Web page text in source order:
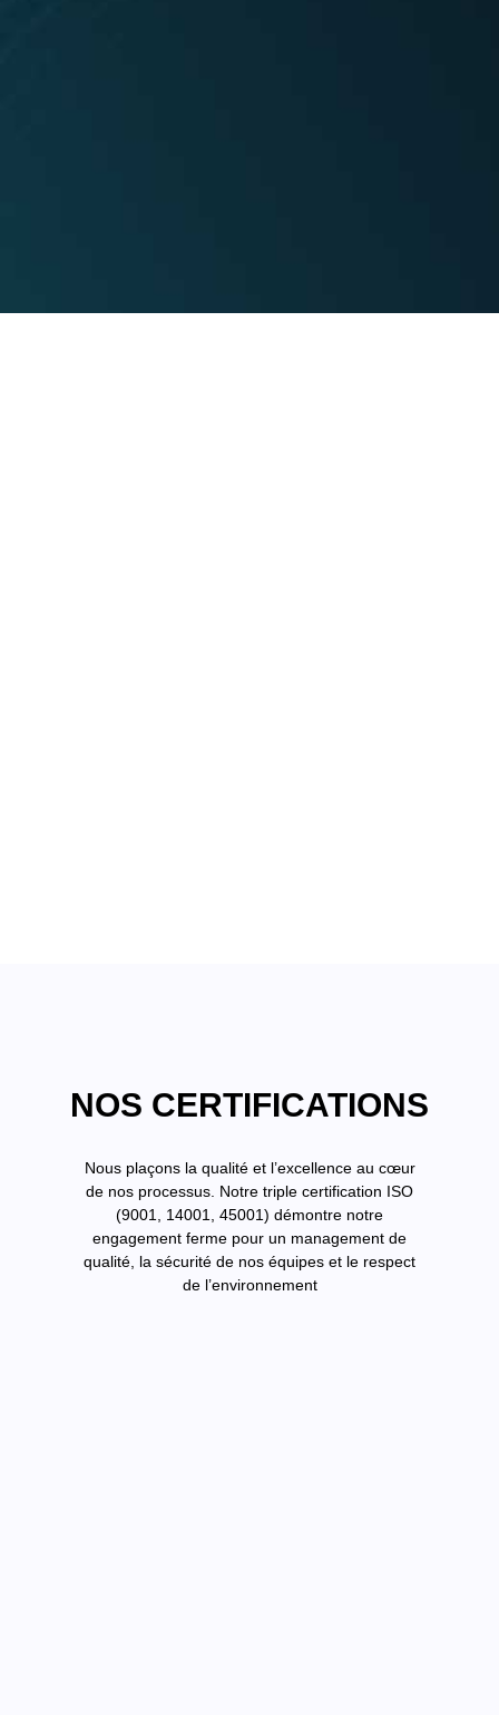
NOS CERTIFICATIONS
Nous plaçons la qualité et l’excellence au cœur
de nos processus. Notre triple certification ISO
(9001, 14001, 45001) démontre notre
engagement ferme pour un management de
qualité, la sécurité de nos équipes et le respect
de l’environnement